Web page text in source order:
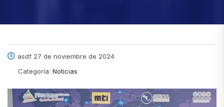
asdf 27 de noviembre de 2024
Categoría: Noticias